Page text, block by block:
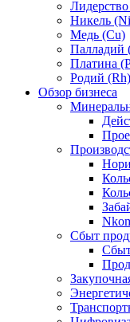
Никель
Медь (Cu)
Палладий
Платина
Родий (Rh)
Обзор бизнеса
Сбыт